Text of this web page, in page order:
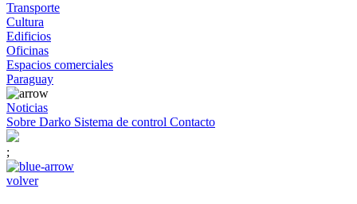
Transporte
Cultura
Edificios
Oficinas
Espacios comerciales
Paraguay
Noticias
Sobre Darko Sistema de control Contacto
;
volver